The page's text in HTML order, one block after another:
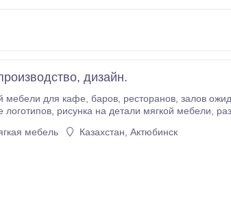
дизайн.
залов ожидания, офисов.Изготовление по эскизам
мебель Казахстан, Актюбинск